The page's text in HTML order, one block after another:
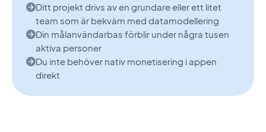
Ditt projekt drivs av en grundare eller ett litet
team som är bekväm med datamodellering
Din målanvändarbas förblir under några tusen
aktiva personer
Du inte behöver nativ monetisering i appen
direkt